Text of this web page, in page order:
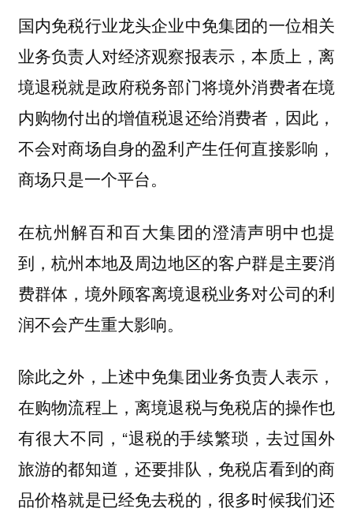
国内免税行业龙头企业中免集团的一位相关
业务负责人对经济观察报表示，本质上，离
境退税就是政府税务部门将境外消费者在境
内购物付出的增值税退还给消费者，因此，
不会对商场自身的盈利产生任何直接影响，
商场只是一个平台。
在杭州解百和百大集团的澄清声明中也提
到，杭州本地及周边地区的客户群是主要消
费群体，境外顾客离境退税业务对公司的利
润不会产生重大影响。
除此之外，上述中免集团业务负责人表示，
在购物流程上，离境退税与免税店的操作也
有很大不同，“退税的手续繁琐，去过国外
旅游的都知道，还要排队，免税店看到的商
品价格就是已经免去税的，很多时候我们还